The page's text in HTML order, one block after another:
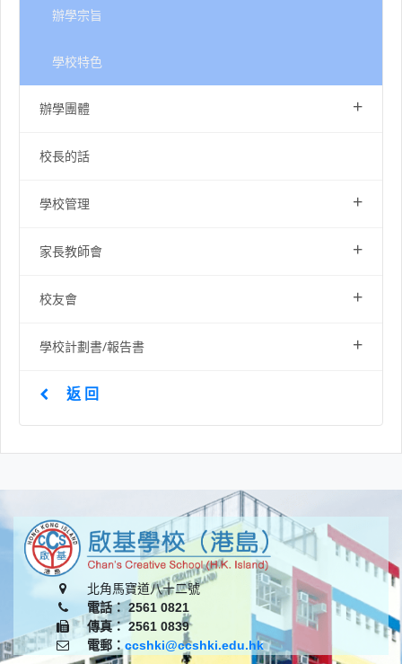
辦學宗旨
學校特色
辦學團體 +
校長的話
學校管理 +
家長教師會 +
校友會 +
學校計劃書/報告書 +
返 回
北角馬寶道八十二號
電話： 2561 0821
傳真： 2561 0839
電郵： ccshki@ccshki.edu.hk